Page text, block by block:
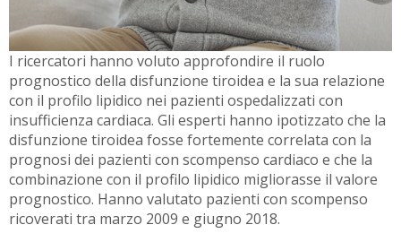
I ricercatori hanno voluto approfondire il ruolo
prognostico della disfunzione tiroidea e la sua relazione
con il profilo lipidico nei pazienti ospedalizzati con
insufficienza cardiaca. Gli esperti hanno ipotizzato che la
disfunzione tiroidea fosse fortemente correlata con la
prognosi dei pazienti con scompenso cardiaco e che la
combinazione con il profilo lipidico migliorasse il valore
prognostico. Hanno valutato pazienti con scompenso
ricoverati tra marzo 2009 e giugno 2018.